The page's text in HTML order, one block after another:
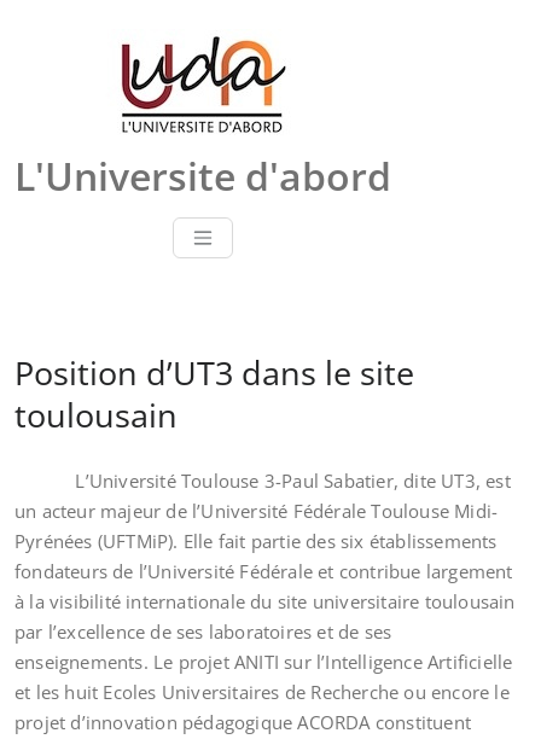
L'Universite d'abord
Position d’UT3 dans le site
toulousain
L’Université Toulouse 3-Paul Sabatier, dite UT3, est
un acteur majeur de l’Université Fédérale Toulouse Midi-
Pyrénées (UFTMiP). Elle fait partie des six établissements
fondateurs de l’Université Fédérale et contribue largement
à la visibilité internationale du site universitaire toulousain
par l’excellence de ses laboratoires et de ses
enseignements. Le projet ANITI sur l’Intelligence Artificielle
et les huit Ecoles Universitaires de Recherche ou encore le
projet d’innovation pédagogique ACORDA constituent